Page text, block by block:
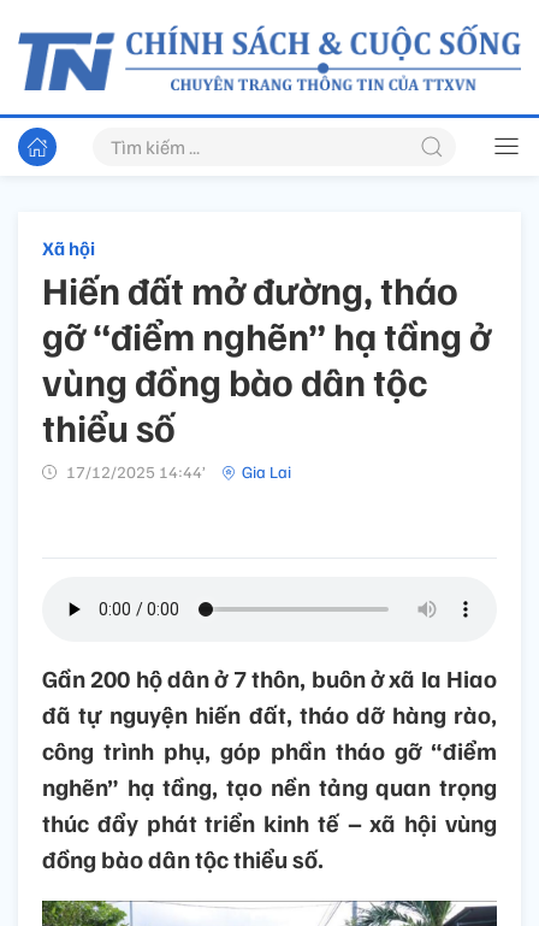
Xã hội
Hiến đất mở đường, tháo
gỡ “điểm nghẽn” hạ tầng ở
vùng đồng bào dân tộc
thiểu số
17/12/2025 14:44’ Gia Lai
Gần 200 hộ dân ở 7 thôn, buôn ở xã Ia Hiao
đã tự nguyện hiến đất, tháo dỡ hàng rào,
công trình phụ, góp phần tháo gỡ “điểm
nghẽn” hạ tầng, tạo nền tảng quan trọng
thúc đẩy phát triển kinh tế – xã hội vùng
đồng bào dân tộc thiểu số.